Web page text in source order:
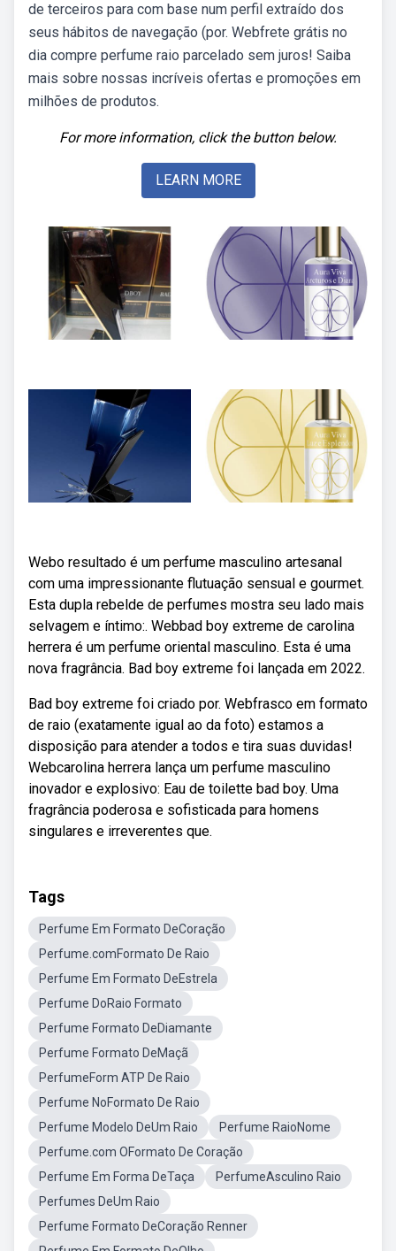
de terceiros para com base num perfil extraído dos
seus hábitos de navegação (por. Webfrete grátis no
dia compre perfume raio parcelado sem juros! Saiba
mais sobre nossas incríveis ofertas e promoções em
milhões de produtos.
For more information, click the button below.
LEARN MORE
Webo resultado é um perfume masculino artesanal
com uma impressionante flutuação sensual e gourmet.
Esta dupla rebelde de perfumes mostra seu lado mais
selvagem e íntimo:. Webbad boy extreme de carolina
herrera é um perfume oriental masculino. Esta é uma
nova fragrância. Bad boy extreme foi lançada em 2022.
Bad boy extreme foi criado por. Webfrasco em formato
de raio (exatamente igual ao da foto) estamos a
disposição para atender a todos e tira suas duvidas!
Webcarolina herrera lança um perfume masculino
inovador e explosivo: Eau de toilette bad boy. Uma
fragrância poderosa e sofisticada para homens
singulares e irreverentes que.
Tags
Perfume Em Formato DeCoração
Perfume.comFormato De Raio
Perfume Em Formato DeEstrela
Perfume DoRaio Formato
Perfume Formato DeDiamante
Perfume Formato DeMaçã
PerfumeForm ATP De Raio
Perfume NoFormato De Raio
Perfume Modelo DeUm Raio
Perfume RaioNome
Perfume.com OFormato De Coração
Perfume Em Forma DeTaça
PerfumeAsculino Raio
Perfumes DeUm Raio
Perfume Formato DeCoração Renner